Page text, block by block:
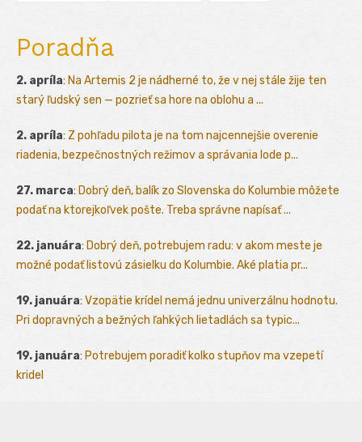
Poradňa
2. apríla: Na Artemis 2 je nádherné to, že v nej stále žije ten
starý ľudský sen — pozrieť sa hore na oblohu a ...
2. apríla: Z pohľadu pilota je na tom najcennejšie overenie
riadenia, bezpečnostných režimov a správania lode p...
27. marca: Dobrý deň, balík zo Slovenska do Kolumbie môžete
podať na ktorejkoľvek pošte. Treba správne napísať ...
22. januára: Dobrý deň, potrebujem radu: v akom meste je
možné podať listovú zásielku do Kolumbie. Aké platia pr...
19. januára: Vzopätie krídel nemá jednu univerzálnu hodnotu.
Pri dopravných a bežných ľahkých lietadlách sa typic...
19. januára: Potrebujem poradiť kolko stupňov ma vzepetí
kridel